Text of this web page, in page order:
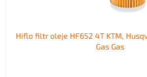
Hiflo filtr oleje HF652 4T KTM,
Gas Gas